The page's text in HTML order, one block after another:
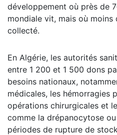
développement où près de
mondiale vit, mais où moins
collecté.
En Algérie, les autorités
entre 1 200 et 1 500 dons
besoins nationaux,
médicales, les hémorragies
opérations chirurgicales et
comme la drépanocytose
périodes de rupture de